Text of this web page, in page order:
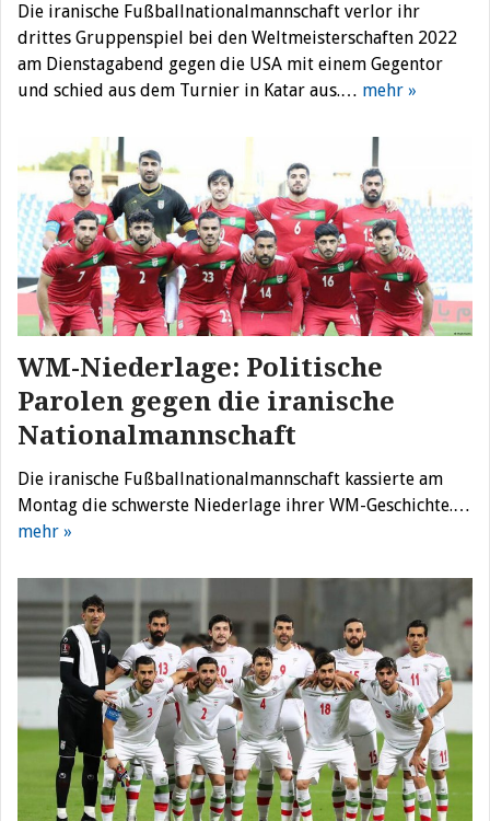
Die iranische Fußballnationalmannschaft verlor ihr
drittes Gruppenspiel bei den Weltmeisterschaften 2022
am Dienstagabend gegen die USA mit einem Gegentor
und schied aus dem Turnier in Katar aus.… mehr »
WM-Niederlage: Politische
Parolen gegen die iranische
Nationalmannschaft
Die iranische Fußballnationalmannschaft kassierte am
Montag die schwerste Niederlage ihrer WM-Geschichte.…
mehr »